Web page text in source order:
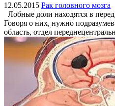
12.05.2015 Рак головного мозга
Лобные доли находятся в
Говоря о них, нужно
область, отдел